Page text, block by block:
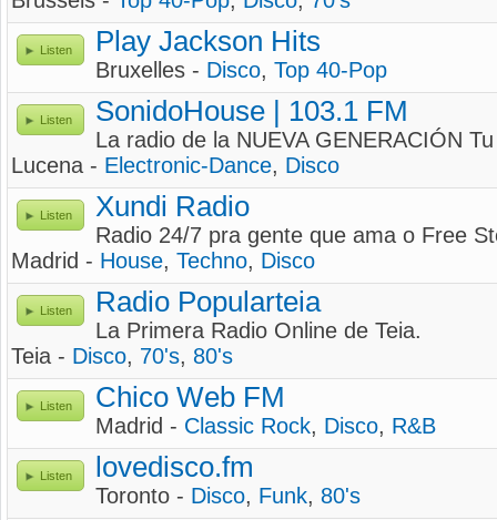
Listen Play Jackson Hits
Bruxelles - Disco, Top 40-Pop
Listen SonidoHouse | 103.1 FM
La radio de la NUEVA GENERACIÓN
Lucena - Electronic-Dance, Disco
Listen Xundi Radio
Radio 24/7 pra gente que ama o Free
Madrid - House, Techno, Disco
Listen Radio Popularteia
La Primera Radio Online de Teia.
Teia - Disco, 70's, 80's
Listen Chico Web FM
Madrid - Classic Rock, Disco, R&B
Listen lovedisco.fm
Toronto - Disco, Funk, 80's